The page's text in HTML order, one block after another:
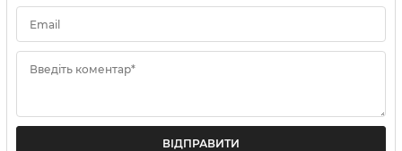
Email
Введіть коментар*
ВІДПРАВИТИ